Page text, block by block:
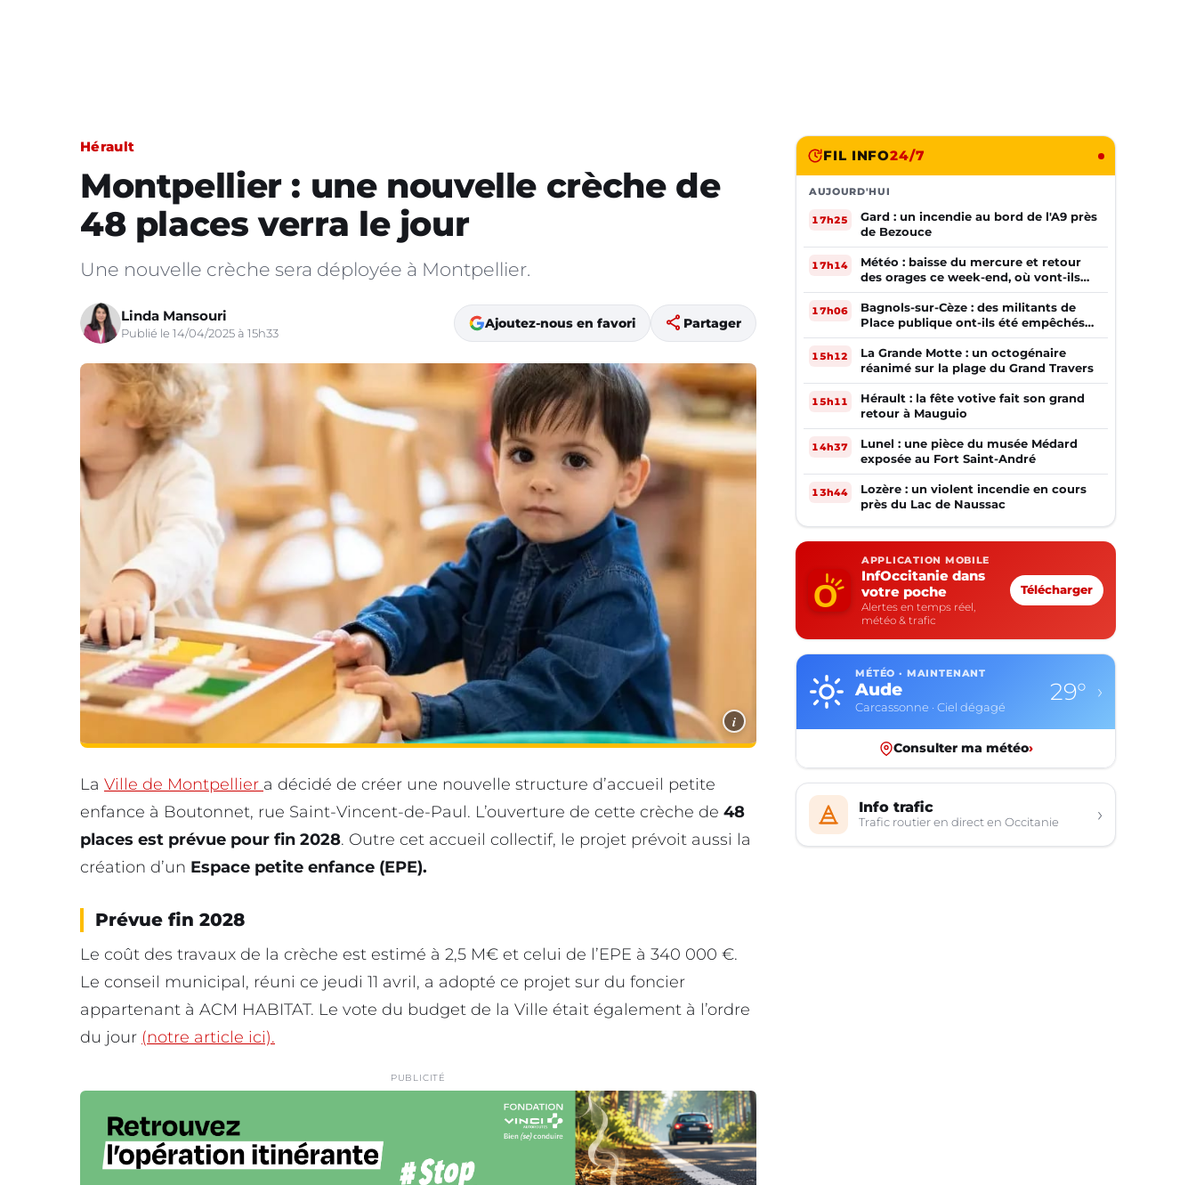
Hérault
Montpellier : une nouvelle crèche de
48 places verra le jour
Une nouvelle crèche sera déployée à Montpellier.
Linda Mansouri
Publié le 14/04/2025 à 15h33
Ajoutez-nous en favori share Partager
i
La Ville de Montpellier a décidé de créer une nouvelle structure d’accueil petite
enfance à Boutonnet, rue Saint-Vincent-de-Paul. L’ouverture de cette crèche de 48
places est prévue pour fin 2028. Outre cet accueil collectif, le projet prévoit aussi la
création d’un Espace petite enfance (EPE).
Prévue fin 2028
Le coût des travaux de la crèche est estimé à 2,5 M€ et celui de l’EPE à 340 000 €.
Le conseil municipal, réuni ce jeudi 11 avril, a adopté ce projet sur du foncier
appartenant à ACM HABITAT. Le vote du budget de la Ville était également à l’ordre
du jour (notre article ici).
PUBLICITÉ
FIL INFO24/7
AUJOURD'HUI
17h25
Gard : un incendie au bord de l'A9 près
de Bezouce
17h14
Météo : baisse du mercure et retour
des orages ce week-end, où vont-ils
frapper ?
17h06
Bagnols-sur-Cèze : des militants de
Place publique ont-ils été empêchés
de tracter par la mairie ?
15h12
La Grande Motte : un octogénaire
réanimé sur la plage du Grand Travers
15h11
Hérault : la fête votive fait son grand
retour à Mauguio
14h37
Lunel : une pièce du musée Médard
exposée au Fort Saint-André
13h44
Lozère : un violent incendie en cours
près du Lac de Naussac
APPLICATION MOBILE
InfOccitanie dans
votre poche
Alertes en temps réel,
météo & trafic
Télécharger
MÉTÉO · MAINTENANT
Aude
Carcassonne · Ciel dégagé
29° ›
Consulter ma météo›
Info trafic
Trafic routier en direct en Occitanie ›